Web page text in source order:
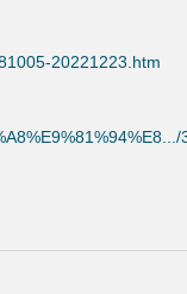
20221223.htm